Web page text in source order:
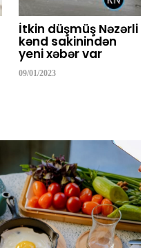
İtkin düşmüş Nəzərli
kənd sakinindən
yeni xəbər var
09/01/2023